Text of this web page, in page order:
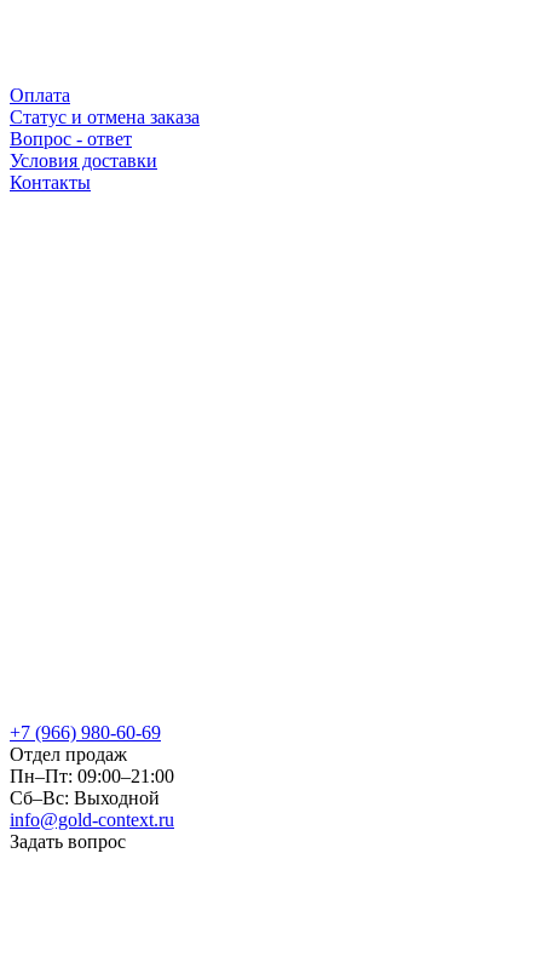
Оплата
Статус и отмена заказа
Вопрос - ответ
Условия доставки
Контакты
+7 (966) 980-60-69
Отдел продаж
Пн–Пт: 09:00–21:00
Сб–Вс: Выходной
info@gold-context.ru
Задать вопрос